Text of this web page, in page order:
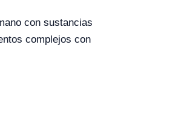
con sustancias
complejos con